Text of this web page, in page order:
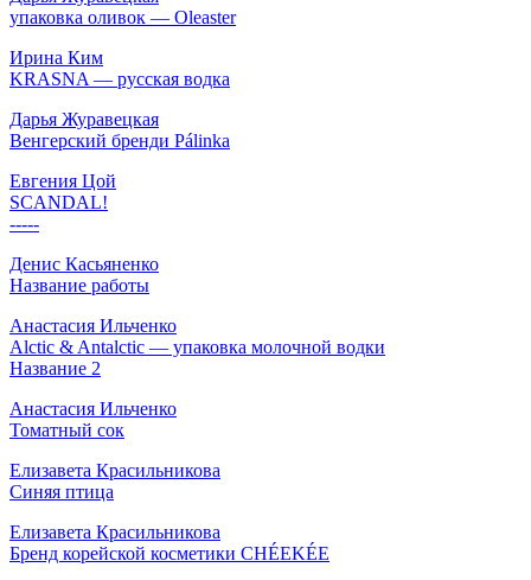
упаковка оливок — Oleaster
Ирина Ким
KRASNA — русская водка
Дарья Журавецкая
Венгерский бренди Pálinka
Евгения Цой
SCANDAL!
-----
Денис Касьяненко
Название работы
Анастасия Ильченко
Alctic & Antalctic — упаковка молочной водки
Название 2
Анастасия Ильченко
Томатный сок
Елизавета Красильникова
Синяя птица
Елизавета Красильникова
Бренд корейской косметики CHÉEKÉE